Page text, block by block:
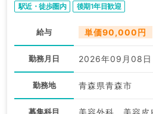
駅近・徒歩圏内 後期1年目歓迎
給与 単価90,000円
勤務月日 2026年09月08日
勤務地 青森県青森市
募集科目